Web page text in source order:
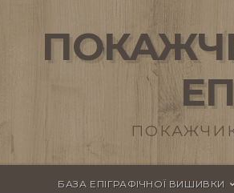
БАЗА ЕПІГРАФІЧНОЇ ВИШИВКИ